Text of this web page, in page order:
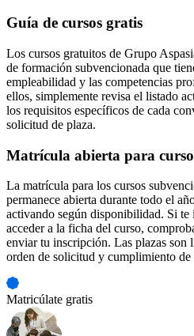
Guía de cursos gratis
Los cursos gratuitos de Grupo
de formación subvencionada que
empleabilidad y las competencias
ellos, simplemente revisa el listado
los requisitos específicos de cada
solicitud de plaza.
Matrícula abierta para
La matrícula para los cursos
permanece abierta durante todo el
activando según disponibilidad. Si te
acceder a la ficha del curso,
enviar tu inscripción. Las plazas son
orden de solicitud y cumplimiento de
Matricúlate gratis